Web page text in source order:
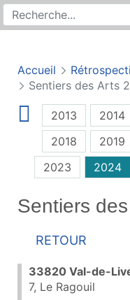
Recherche sur
Rechercher
Accueil
Sentiers des Arts
2013 2014
2018
2019
2023
2024
Sentiers
Retour
33820 Val-de-
7, Le Ragouil